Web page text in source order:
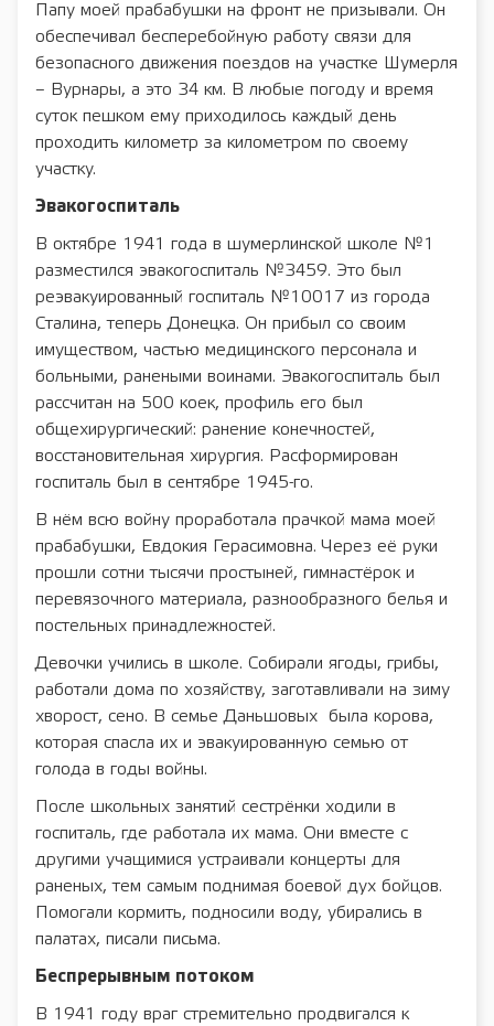
Папу моей прабабушки на фронт не призывали. Он
обеспечивал бесперебойную работу связи для
безопасного движения поездов на участке Шумерля
– Вурнары, а это 34 км. В любые погоду и время
суток пешком ему приходилось каждый день
проходить километр за километром по своему
участку.
Эвакогоспиталь
В октябре 1941 года в шумерлинской школе №1
разместился эвакогоспиталь №3459. Это был
реэвакуированный госпиталь №10017 из города
Сталина, теперь Донецка. Он прибыл со своим
имуществом, частью медицинского персонала и
больными, ранеными воинами. Эвакогоспиталь был
рассчитан на 500 коек, профиль его был
общехирургический: ранение конечностей,
восстановительная хирургия. Расформирован
госпиталь был в сентябре 1945-го.
В нём всю войну проработала прачкой мама моей
прабабушки, Евдокия Герасимовна. Через её руки
прошли сотни тысячи простыней, гимнастёрок и
перевязочного материала, разнообразного белья и
постельных принадлежностей.
Девочки учились в школе. Собирали ягоды, грибы,
работали дома по хозяйству, заготавливали на зиму
хворост, сено. В семье Даньшовых была корова,
которая спасла их и эвакуированную семью от
голода в годы войны.
После школьных занятий сестрёнки ходили в
госпиталь, где работала их мама. Они вместе с
другими учащимися устраивали концерты для
раненых, тем самым поднимая боевой дух бойцов.
Помогали кормить, подносили воду, убирались в
палатах, писали письма.
Беспрерывным потоком
В 1941 году враг стремительно продвигался к